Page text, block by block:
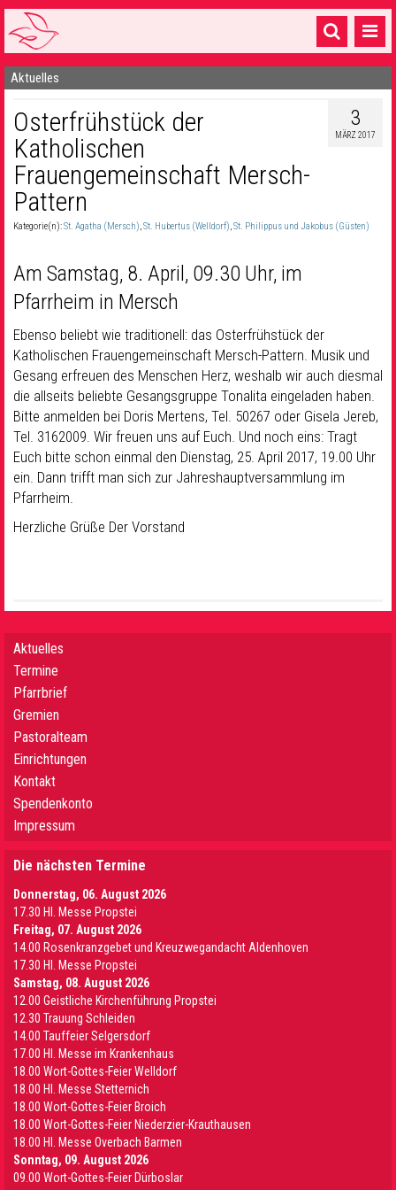
Startseite
1 Pfarrei
16 Gemeinden & mehr
Gottesdienste & Sinnsuche
Sakramente & Feste
Musik& Kultur
Seelsorge & Kontakt
Aktuelles
3
MÄRZ 2017
Osterfrühstück der
Katholischen
Frauengemeinschaft Mersch-
Pattern
Kategorie(n):St. Agatha (Mersch),St. Hubertus (Welldorf),St. Philippus und Jakobus (Güsten)
Am Samstag, 8. April, 09.30 Uhr, im
Pfarrheim in Mersch
Ebenso beliebt wie traditionell: das Osterfrühstück der
Katholischen Frauengemeinschaft Mersch-Pattern. Musik und
Gesang erfreuen des Menschen Herz, weshalb wir auch diesmal
die allseits beliebte Gesangsgruppe Tonalita eingeladen haben.
Bitte anmelden bei Doris Mertens, Tel. 50267 oder Gisela Jereb,
Tel. 3162009. Wir freuen uns auf Euch. Und noch eins: Tragt
Euch bitte schon einmal den Dienstag, 25. April 2017, 19.00 Uhr
ein. Dann trifft man sich zur Jahreshauptversammlung im
Pfarrheim.
Herzliche Grüße Der Vorstand
Aktuelles
Termine
Pfarrbrief
Gremien
Pastoralteam
Einrichtungen
Kontakt
Spendenkonto
Impressum
Die nächsten Termine
Donnerstag, 06. August 2026
17.30 Hl. Messe Propstei
Freitag, 07. August 2026
14.00 Rosenkranzgebet und Kreuzwegandacht Aldenhoven
17.30 Hl. Messe Propstei
Samstag, 08. August 2026
12.00 Geistliche Kirchenführung Propstei
12.30 Trauung Schleiden
14.00 Tauffeier Selgersdorf
17.00 Hl. Messe im Krankenhaus
18.00 Wort-Gottes-Feier Welldorf
18.00 Hl. Messe Stetternich
18.00 Wort-Gottes-Feier Broich
18.00 Wort-Gottes-Feier Niederzier-Krauthausen
18.00 Hl. Messe Overbach Barmen
Sonntag, 09. August 2026
09.00 Wort-Gottes-Feier Dürboslar